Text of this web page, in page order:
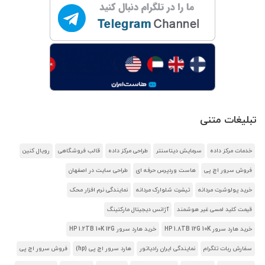
تبلیغات متنی
خدمات مرکز داده سرمایش دیتاسنتر طراحی مرکز داده قالب فروشگاهی رویال کنین
فروش سرور اچ پی هاست وردپرس حرفه ای طراحی سایت در اصفهان
خرید پولوشرت مردانه تیشرت شلوارک مردانه نمایندگی نرم افزار محک
قیمت کلید لمسی غیر هوشمند آژانس دیجیتال مارکتینگ
خرید هارد سرور HP 1.8TB 12G 10K خرید هارد سرور HP 1.2TB 10K 12G
سفارش ربات تلگرام نمایندگی ایران رادیاتور هارد سرور اچ پی (hp) فروش سرور اچ پی